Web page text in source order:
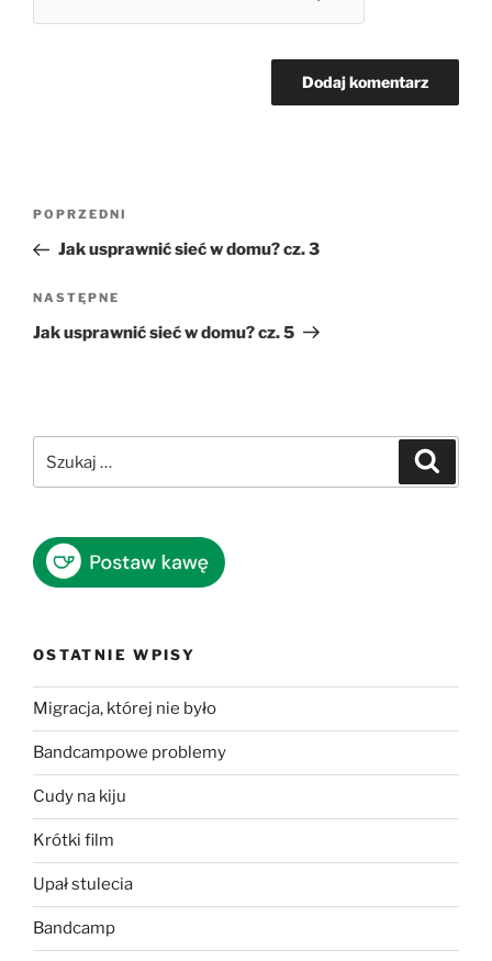
Nawigacja
Poprzedni
wpis
POPRZEDNI
Jak usprawnić sieć w domu? cz. 3
Następny
wpis
NASTĘPNE
Jak usprawnić sieć w domu? cz. 5
OSTATNIE WPISY
Migracja, której nie było
Bandcampowe problemy
Cudy na kiju
Krótki film
Upał stulecia
Bandcamp